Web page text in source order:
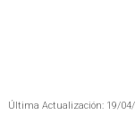
Última Actualización: 19/